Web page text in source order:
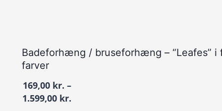
Badeforhæng / bruseforhæng – “Leafes” i
farver
169,00 kr. –
1.599,00 kr.